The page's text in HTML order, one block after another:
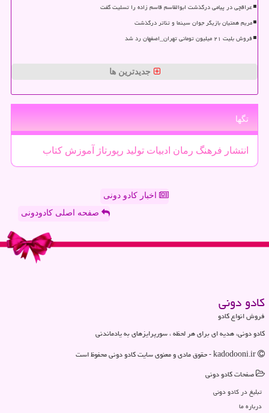
عراقچی در پیامی درگذشت ابوالقاسم قاسم زاده را تسلیت گفت
مریم همتیان بازیگر جوان سینما و تئاتر درگذشت
فروش بلیت ۲۱ میلیون تومانی تهران_اصفهان رد شد
جدیدترین ها
تگها
انتشار فرهنگ رمان ادبیات تولید رپورتاژ آموزش كتاب
اخبار کادو دونی
صفحه اصلی کادودونی
كادو دونی
فروش انواع کادو
کادو دونی، هدیه ای برای هر لحظه ، سورپرایزهای به یادماندنی
صفحات كادو دونی
تبلیغ در كادو دونی
درباره ما